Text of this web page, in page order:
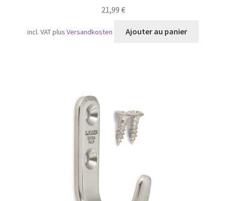
21,99 €
incl. VATplusVersandkosten Ajouter au panier